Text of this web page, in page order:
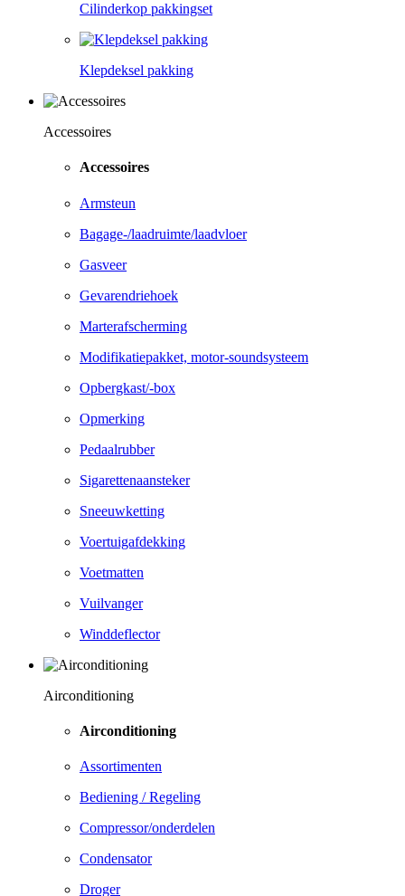
Cilinderkop pakkingset
Klepdeksel pakking
Accessoires
Accessoires
Armsteun
Bagage-/laadruimte/laadvloer
Gasveer
Gevarendriehoek
Marterafscherming
Modifikatiepakket, motor-soundsysteem
Opbergkast/-box
Opmerking
Pedaalrubber
Sigarettenaansteker
Sneeuwketting
Voertuigafdekking
Voetmatten
Vuilvanger
Winddeflector
Airconditioning
Airconditioning
Assortimenten
Bediening / Regeling
Compressor/onderdelen
Condensator
Droger